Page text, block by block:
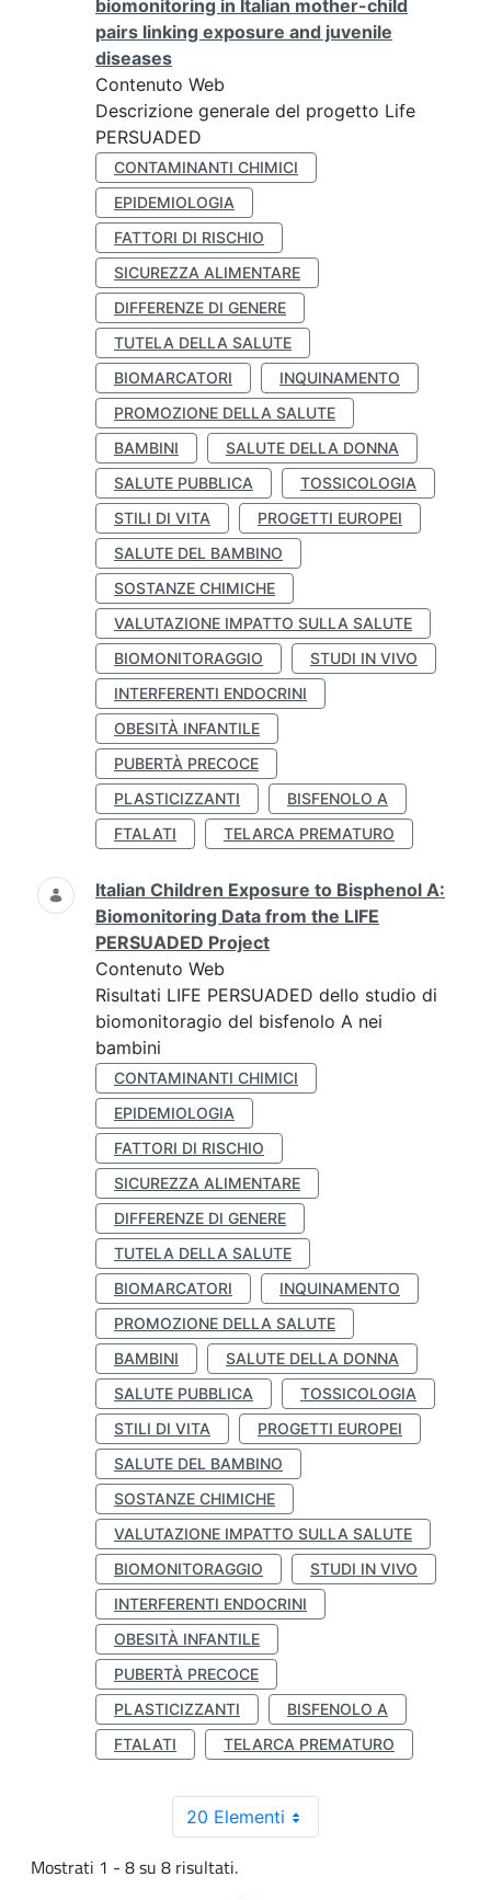
biomonitoring in Italian mother-child
pairs linking exposure and juvenile
diseases
Contenuto Web
Descrizione generale del progetto Life
PERSUADED
CONTAMINANTI CHIMICI
EPIDEMIOLOGIA
FATTORI DI RISCHIO
SICUREZZA ALIMENTARE
DIFFERENZE DI GENERE
TUTELA DELLA SALUTE
BIOMARCATORI
INQUINAMENTO
PROMOZIONE DELLA SALUTE
BAMBINI
SALUTE DELLA DONNA
SALUTE PUBBLICA
TOSSICOLOGIA
STILI DI VITA
PROGETTI EUROPEI
SALUTE DEL BAMBINO
SOSTANZE CHIMICHE
VALUTAZIONE IMPATTO SULLA SALUTE
BIOMONITORAGGIO
STUDI IN VIVO
INTERFERENTI ENDOCRINI
OBESITÀ INFANTILE
PUBERTÀ PRECOCE
PLASTICIZZANTI
BISFENOLO A
FTALATI
TELARCA PREMATURO
Italian Children Exposure to Bisphenol A:
Biomonitoring Data from the LIFE
PERSUADED Project
Contenuto Web
Risultati LIFE PERSUADED dello studio di
biomonitoragio del bisfenolo A nei
bambini
CONTAMINANTI CHIMICI
EPIDEMIOLOGIA
FATTORI DI RISCHIO
SICUREZZA ALIMENTARE
DIFFERENZE DI GENERE
TUTELA DELLA SALUTE
BIOMARCATORI
INQUINAMENTO
PROMOZIONE DELLA SALUTE
BAMBINI
SALUTE DELLA DONNA
SALUTE PUBBLICA
TOSSICOLOGIA
STILI DI VITA
PROGETTI EUROPEI
SALUTE DEL BAMBINO
SOSTANZE CHIMICHE
VALUTAZIONE IMPATTO SULLA SALUTE
BIOMONITORAGGIO
STUDI IN VIVO
INTERFERENTI ENDOCRINI
OBESITÀ INFANTILE
PUBERTÀ PRECOCE
PLASTICIZZANTI
BISFENOLO A
FTALATI
TELARCA PREMATURO
20 Elementi
Mostrati 1 - 8 su 8 risultati.